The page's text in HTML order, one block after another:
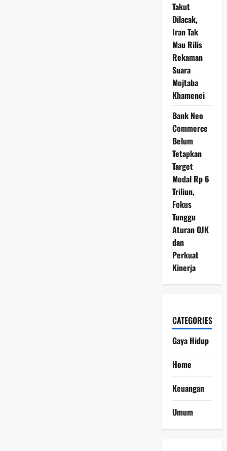
Takut
Dilacak,
Iran Tak
Mau Rilis
Rekaman
Suara
Mojtaba
Khamenei
Bank Neo
Commerce
Belum
Tetapkan
Target
Modal Rp 6
Triliun,
Fokus
Tunggu
Aturan OJK
dan
Perkuat
Kinerja
CATEGORIES
Gaya Hidup
Home
Keuangan
Umum